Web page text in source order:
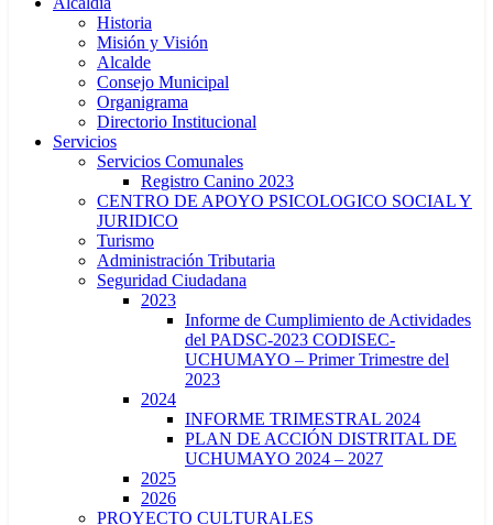
Historia
Misión y Visión
Alcalde
Consejo Municipal
Organigrama
Directorio Institucional
Servicios
Servicios Comunales
Registro Canino 2023
CENTRO DE APOYO PSICOLOGICO SOCIAL Y
JURIDICO
Turismo
Administración Tributaria
Seguridad Ciudadana
2023
Informe de Cumplimiento de Actividades
del PADSC-2023 CODISEC-
UCHUMAYO – Primer Trimestre del
2023
2024
INFORME TRIMESTRAL 2024
PLAN DE ACCIÓN DISTRITAL DE
UCHUMAYO 2024 – 2027
2025
2026
PROYECTO CULTURALES